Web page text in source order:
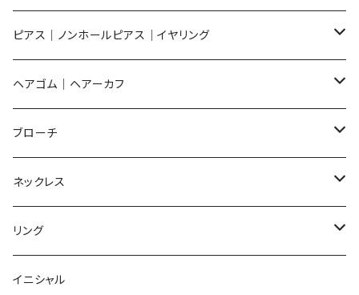
ピアス
イヤリング
ノンホールピアス
ヘアゴム
ブローチ
ネックレス
ピアス｜ノンホールピアス｜イヤリング
ピアス
Flower
Dot
ノンホールピアス
Flower
Dot
イヤリング
Flower
Round
ヘアゴム｜ヘアーカフ
Flower
Round
Square
てんとう虫
ブローチ
Flower
Animal
猫
Lips
ネックレス
Flower
Animal
リング
Flower
イニシャル